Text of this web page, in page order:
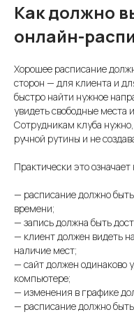
Как должно
онлайн-
Хорошее расписание
сторон — для клиента и
быстро найти нужное
увидеть свободные места
Сотрудникам клуба
ручной рутины и не
Практически это
— расписание должно
времени;
— запись должна быть
— клиент должен видеть
наличие мест;
— сайт должен одинаково
компьютере;
— изменения в графике
— расписание должно